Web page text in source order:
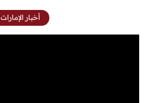
أخبار الإمارات